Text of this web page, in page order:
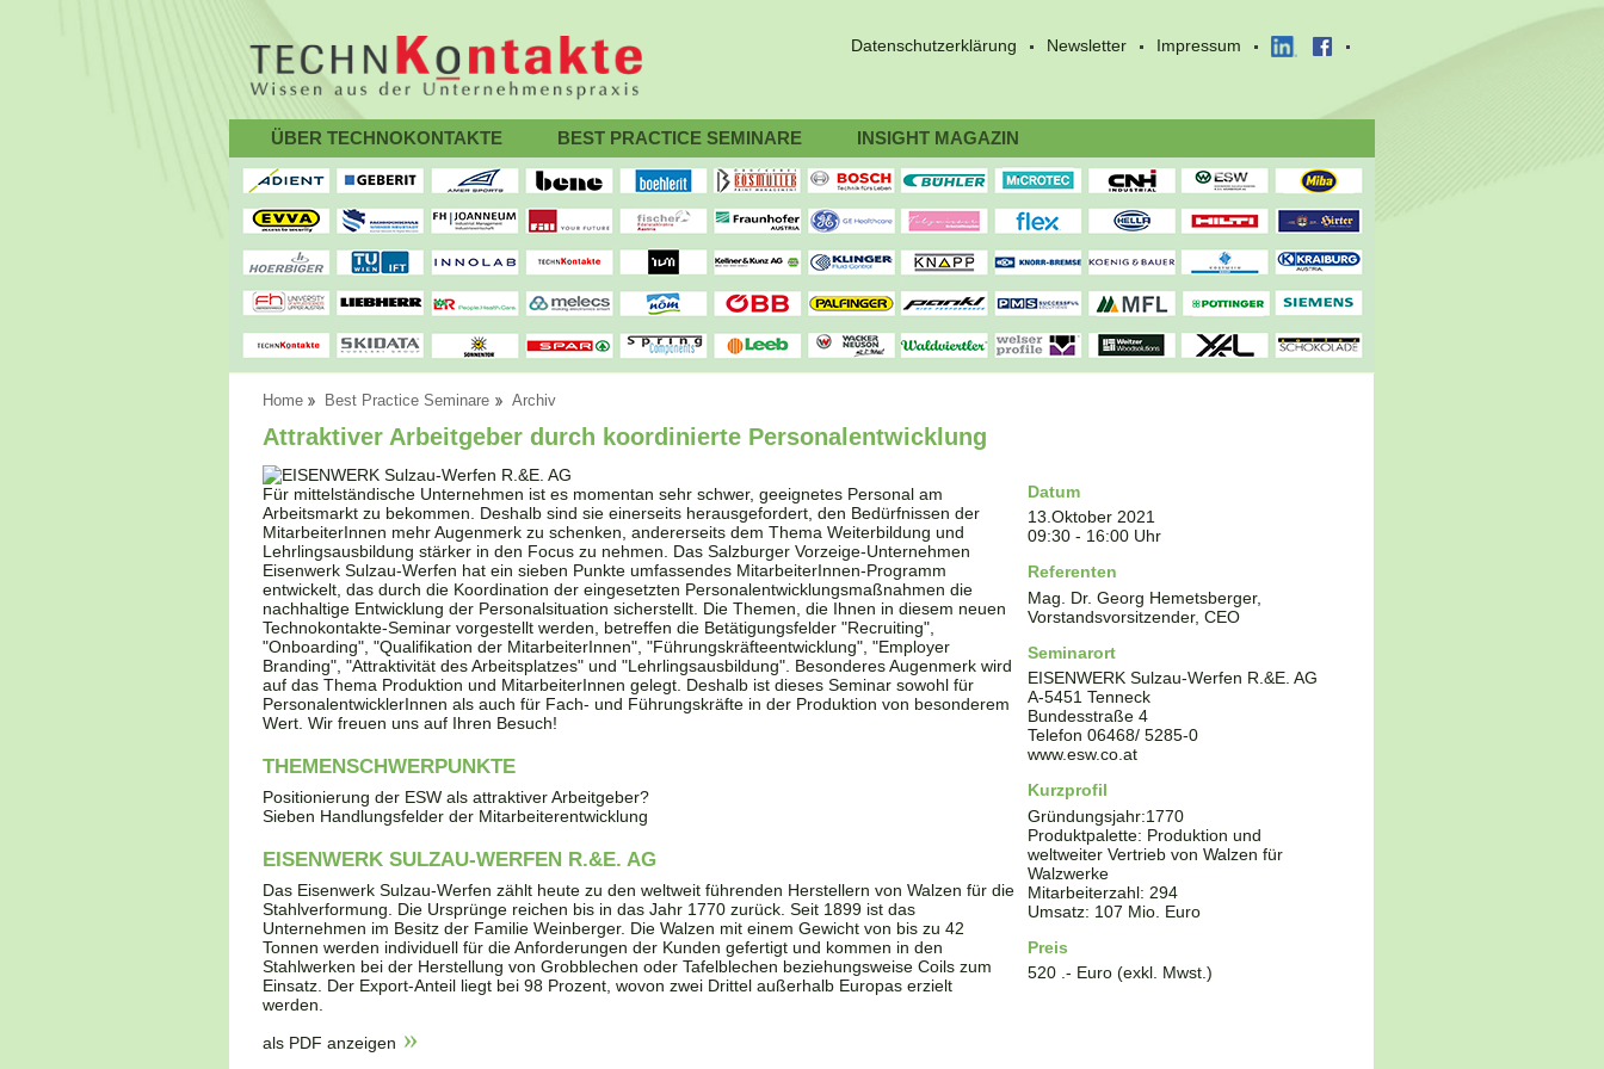
Datenschutzerklärung Newsletter Impressum
ÜBER TECHNOKONTAKTE BEST PRACTICE SEMINARE INSIGHT MAGAZIN
Home Best Practice Seminare Archiv
Attraktiver Arbeitgeber durch koordinierte Personalentwicklung
Für mittelständische Unternehmen ist es momentan sehr schwer, geeignetes Personal am
Arbeitsmarkt zu bekommen. Deshalb sind sie einerseits herausgefordert, den Bedürfnissen der
MitarbeiterInnen mehr Augenmerk zu schenken, andererseits dem Thema Weiterbildung und
Lehrlingsausbildung stärker in den Focus zu nehmen. Das Salzburger Vorzeige-Unternehmen
Eisenwerk Sulzau-Werfen hat ein sieben Punkte umfassendes MitarbeiterInnen-Programm
entwickelt, das durch die Koordination der eingesetzten Personalentwicklungsmaßnahmen die
nachhaltige Entwicklung der Personalsituation sicherstellt. Die Themen, die Ihnen in diesem neuen
Technokontakte-Seminar vorgestellt werden, betreffen die Betätigungsfelder "Recruiting",
"Onboarding", "Qualifikation der MitarbeiterInnen", "Führungskräfteentwicklung", "Employer
Branding", "Attraktivität des Arbeitsplatzes" und "Lehrlingsausbildung". Besonderes Augenmerk wird
auf das Thema Produktion und MitarbeiterInnen gelegt. Deshalb ist dieses Seminar sowohl für
PersonalentwicklerInnen als auch für Fach- und Führungskräfte in der Produktion von besonderem
Wert. Wir freuen uns auf Ihren Besuch!
THEMENSCHWERPUNKTE
Positionierung der ESW als attraktiver Arbeitgeber?
Sieben Handlungsfelder der Mitarbeiterentwicklung
EISENWERK SULZAU-WERFEN R.&E. AG
Das Eisenwerk Sulzau-Werfen zählt heute zu den weltweit führenden Herstellern von Walzen für die
Stahlverformung. Die Ursprünge reichen bis in das Jahr 1770 zurück. Seit 1899 ist das
Unternehmen im Besitz der Familie Weinberger. Die Walzen mit einem Gewicht von bis zu 42
Tonnen werden individuell für die Anforderungen der Kunden gefertigt und kommen in den
Stahlwerken bei der Herstellung von Grobblechen oder Tafelblechen beziehungsweise Coils zum
Einsatz. Der Export-Anteil liegt bei 98 Prozent, wovon zwei Drittel außerhalb Europas erzielt
werden.
als PDF anzeigen
Datum
13.Oktober 2021
09:30 - 16:00 Uhr
Referenten
Mag. Dr. Georg Hemetsberger,
Vorstandsvorsitzender, CEO
Seminarort
EISENWERK Sulzau-Werfen R.&E. AG
A-5451 Tenneck
Bundesstraße 4
Telefon06468/ 5285-0
www.esw.co.at
Kurzprofil
Gründungsjahr:1770
Produktpalette: Produktion und
weltweiter Vertrieb von Walzen für
Walzwerke
Mitarbeiterzahl: 294
Umsatz: 107 Mio. Euro
Preis
520 .- Euro (exkl. Mwst.)